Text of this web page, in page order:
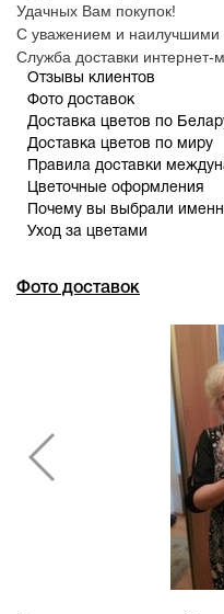
Удачных Вам покупок!
С уважением и наилучшими
Служба доставки интернет-
Отзывы клиентов
Фото доставок
Доставка цветов по
Доставка цветов по миру
Правила доставки
Цветочные оформления
Почему вы выбрали
Уход за цветами
Фото доставок